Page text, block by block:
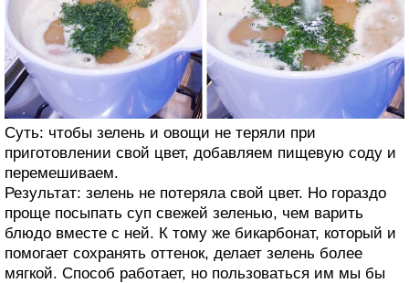
Суть: чтобы зелень и овощи не теряли при
приготовлении свой цвет, добавляем пищевую соду и
перемешиваем.
Результат: зелень не потеряла свой цвет. Но гораздо
проще посыпать суп свежей зеленью, чем варить
блюдо вместе с ней. К тому же бикарбонат, который и
помогает сохранять оттенок, делает зелень более
мягкой. Способ работает, но пользоваться им мы бы